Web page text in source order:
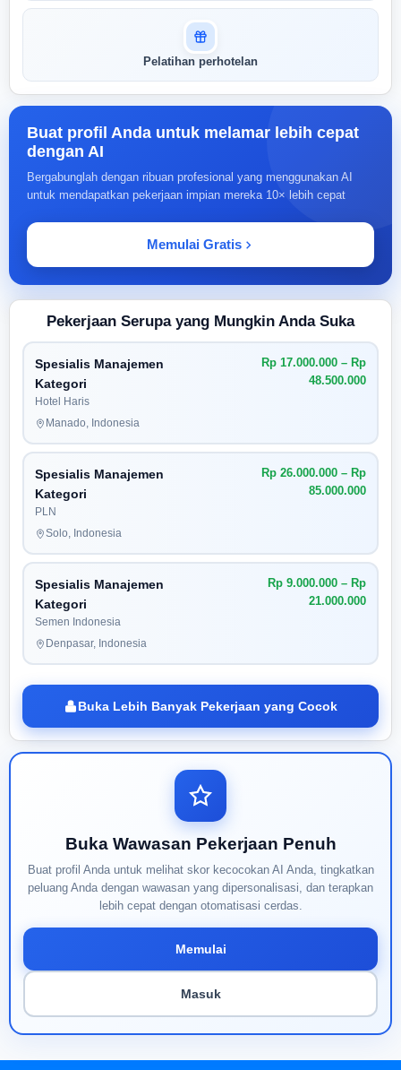
Pelatihan perhotelan
Buat profil Anda untuk melamar lebih cepat
dengan AI
Bergabunglah dengan ribuan profesional yang menggunakan AI
untuk mendapatkan pekerjaan impian mereka 10× lebih cepat
Memulai Gratis
Pekerjaan Serupa yang Mungkin Anda Suka
Spesialis Manajemen
Kategori
Hotel Haris
Rp 17.000.000 – Rp
48.500.000
Manado, Indonesia
Spesialis Manajemen
Kategori
PLN
Rp 26.000.000 – Rp
85.000.000
Solo, Indonesia
Spesialis Manajemen
Kategori
Semen Indonesia
Rp 9.000.000 – Rp
21.000.000
Denpasar, Indonesia
Buka Lebih Banyak Pekerjaan yang Cocok
Buka Wawasan Pekerjaan Penuh
Buat profil Anda untuk melihat skor kecocokan AI Anda, tingkatkan
peluang Anda dengan wawasan yang dipersonalisasi, dan terapkan
lebih cepat dengan otomatisasi cerdas.
Memulai
Masuk